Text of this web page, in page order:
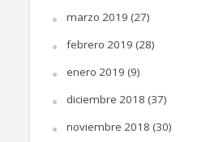
marzo 2019 (27)
febrero 2019 (28)
enero 2019 (9)
diciembre 2018 (37)
noviembre 2018 (30)